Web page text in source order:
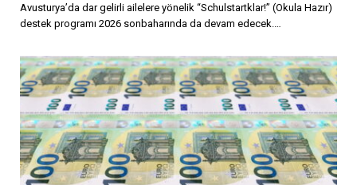
Avusturya’da dar gelirli ailelere yönelik “Schulstartklar!” (Okula Hazır)
destek programı 2026 sonbaharında da devam edecek.…